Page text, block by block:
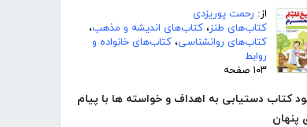
از: رحمت پوریزدی
کتاب‌های طنز، کتاب‌های اندیشه و مذهب،
کتاب‌های روانشناسی، کتاب‌های خانواده و
روابط
۱۰۳ صفحه
کتاب دستیابی به اهداف و خواسته ها با پیام
پنهان